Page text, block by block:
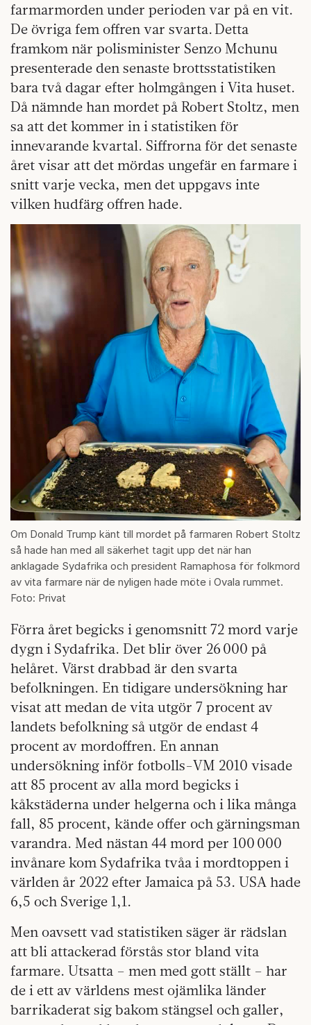
farmarmorden under perioden var på en vit.
De övriga fem offren var svarta. Detta
framkom när polisminister Senzo Mchunu
presenterade den senaste brottsstatistiken
bara två dagar efter holmgången i Vita huset.
Då nämnde han mordet på Robert Stoltz, men
sa att det kommer in i statistiken för
innevarande kvartal. Siffrorna för det senaste
året visar att det mördas ungefär en farmare i
snitt varje vecka, men det uppgavs inte
vilken hudfärg offren hade.
Om Donald Trump känt till mordet på farmaren Robert Stoltz
så hade han med all säkerhet tagit upp det när han
anklagade Sydafrika och president Ramaphosa för folkmord
av vita farmare när de nyligen hade möte i Ovala rummet.
Foto: Privat
Förra året begicks i genomsnitt 72 mord varje
dygn i Sydafrika. Det blir över 26 000 på
helåret. Värst drabbad är den svarta
befolkningen. En tidigare undersökning har
visat att medan de vita utgör 7 procent av
landets befolkning så utgör de endast 4
procent av mordoffren. En annan
undersökning inför fotbolls-VM 2010 visade
att 85 procent av alla mord begicks i
kåkstäderna under helgerna och i lika många
fall, 85 procent, kände offer och gärningsman
varandra. Med nästan 44 mord per 100 000
invånare kom Sydafrika tvåa i mordtoppen i
världen år 2022 efter Jamaica på 53. USA hade
6,5 och Sverige 1,1.
Men oavsett vad statistiken säger är rädslan
att bli attackerad förstås stor bland vita
farmare. Utsatta – men med gott ställt – har
de i ett av världens mest ojämlika länder
barrikaderat sig bakom stängsel och galler,